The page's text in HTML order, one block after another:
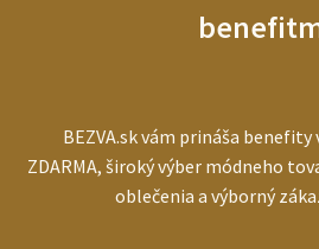
BEZVA.sk vám prináša benefity
ZDARMA, široký výber módneho
oblečenia a výborný